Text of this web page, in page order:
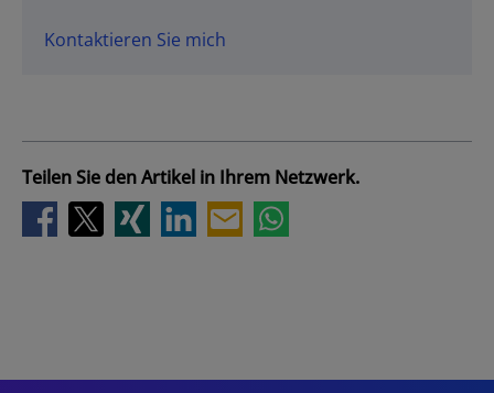
Kontaktieren Sie mich
Teilen Sie den Artikel in Ihrem Netzwerk.